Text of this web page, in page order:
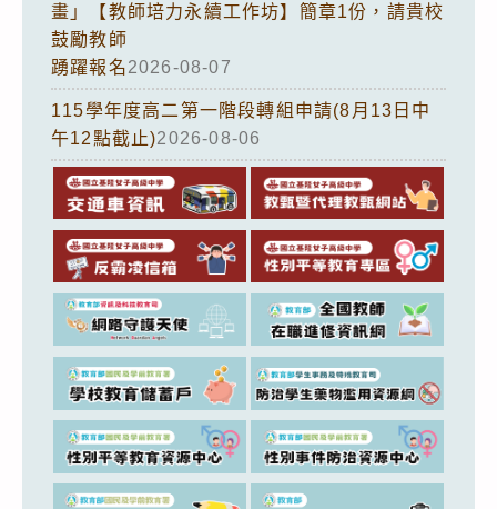
畫」【教師培力永續工作坊】簡章1份，請貴校
鼓勵教師
踴躍報名2026-08-07
115學年度高二第一階段轉組申請(8月13日中
午12點截止)2026-08-06